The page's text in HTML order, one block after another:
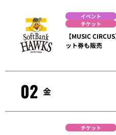
イベント
チケット
【MUSIC
ット券も販売
02 金
チケット